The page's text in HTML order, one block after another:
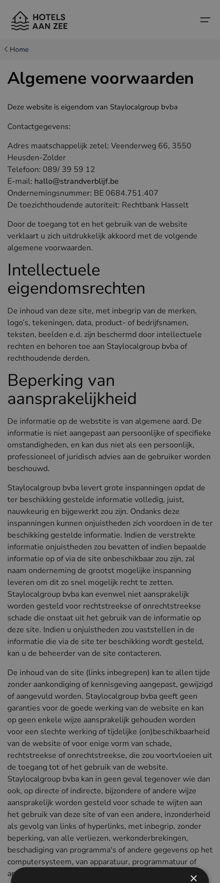
Home
Hotels in Cadzand (NL)
Hotels in Knokke (BE)
Hotels in Brugge (BE)
Hotels in Blankenberge (BE)
Hotels in Middelkerke (BE)
Hotels in Sluis (NL)
Hotels in Renesse (NL)
Hotels in Duinkerke (FR)
Belgische kust
Nederlandse kust
Noord-Franse kust
Boutique hotels
Reistips en weetjes
Home
Algemene voorwaarden
Deze website is eigendom van Staylocalgroup bvba
Contactgegevens:
Adres maatschappelijk zetel: Veenderweg 66, 3550
Heusden-Zolder
Telefoon: 089/ 39 59 12
E-mail: hallo@strandverblijf.be
Ondernemingsnummer: BE 0684.751.407
De toezichthoudende autoriteit: Rechtbank Hasselt
Door de toegang tot en het gebruik van de website
verklaart u zich uitdrukkelijk akkoord met de volgende
algemene voorwaarden.
Intellectuele
eigendomsrechten
De inhoud van deze site, met inbegrip van de merken,
logo’s, tekeningen, data, product- of bedrijfsnamen,
teksten, beelden e.d. zijn beschermd door intellectuele
rechten en behoren toe aan Staylocalgroup bvba of
rechthoudende derden.
Beperking van
aansprakelijkheid
De informatie op de webstite is van algemene aard. De
informatie is niet aangepast aan persoonlijke of specifieke
omstandigheden, en kan dus niet als een persoonlijk,
professioneel of juridisch advies aan de gebruiker worden
beschouwd.
Staylocalgroup bvba levert grote inspanningen opdat de
ter beschikking gestelde informatie volledig, juist,
nauwkeurig en bijgewerkt zou zijn. Ondanks deze
inspanningen kunnen onjuistheden zich voordoen in de ter
beschikking gestelde informatie. Indien de verstrekte
informatie onjuistheden zou bevatten of indien bepaalde
informatie op of via de site onbeschikbaar zou zijn, zal
naam onderneming de grootst mogelijke inspanning
leveren om dit zo snel mogelijk recht te zetten.
Staylocalgroup bvba kan evenwel niet aansprakelijk
worden gesteld voor rechtstreekse of onrechtstreekse
schade die onstaat uit het gebruik van de informatie op
deze site. Indien u onjuistheden zou vaststellen in de
informatie die via de site ter beschikking wordt gesteld,
kan u de beheerder van de site contacteren.
De inhoud van de site (links inbegrepen) kan te allen tijde
zonder aankondiging of kennisgeving aangepast, gewijzigd
of aangevuld worden. Staylocalgroup bvba geeft geen
garanties voor de goede werking van de website en kan
op geen enkele wijze aansprakelijk gehouden worden
voor een slechte werking of tijdelijke (on)beschikbaarheid
van de website of voor enige vorm van schade,
rechtstreekse of onrechtstreekse, die zou voortvloeien uit
de toegang tot of het gebruik van de website.
Staylocalgroup bvba kan in geen geval tegenover wie dan
ook, op directe of indirecte, bijzondere of andere wijze
aansprakelijk worden gesteld voor schade te wijten aan
het gebruik van deze site of van een andere, inzonderheid
als gevolg van links of hyperlinks, met inbegrip, zonder
beperking, van alle verliezen, werkonderbrekingen,
beschadiging van programma's of andere gegevens op het
computersysteem, van apparatuur, programmatuur of
andere van de gebruiker.
×